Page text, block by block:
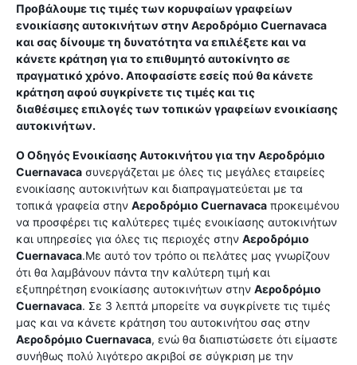
Προβάλουμε τις τιμές των κορυφαίων γραφείων
ενοικίασης αυτοκινήτων στην Αεροδρόμιο Cuernavaca
και σας δίνουμε τη δυνατότητα να επιλέξετε και να
κάνετε κράτηση για το επιθυμητό αυτοκίνητο σε
πραγματικό χρόνο. Αποφασίστε εσείς πού θα κάνετε
κράτηση αφού συγκρίνετε τις τιμές και τις
διαθέσιμες επιλογές των τοπικών γραφείων ενοικίασης
αυτοκινήτων.
Ο Οδηγός Ενοικίασης Αυτοκινήτου για την Αεροδρόμιο
Cuernavaca συνεργάζεται με όλες τις μεγάλες εταιρείες
ενοικίασης αυτοκινήτων και διαπραγματεύεται με τα
τοπικά γραφεία στην Αεροδρόμιο Cuernavaca προκειμένου
να προσφέρει τις καλύτερες τιμές ενοικίασης αυτοκινήτων
και υπηρεσίες για όλες τις περιοχές στην Αεροδρόμιο
Cuernavaca.Με αυτό τον τρόπο οι πελάτες μας γνωρίζουν
ότι θα λαμβάνουν πάντα την καλύτερη τιμή και
εξυπηρέτηση ενοικίασης αυτοκινήτων στην Αεροδρόμιο
Cuernavaca. Σε 3 λεπτά μπορείτε να συγκρίνετε τις τιμές
μας και να κάνετε κράτηση του αυτοκινήτου σας στην
Αεροδρόμιο Cuernavaca, ενώ θα διαπιστώσετε ότι είμαστε
συνήθως πολύ λιγότερο ακριβοί σε σύγκριση με την